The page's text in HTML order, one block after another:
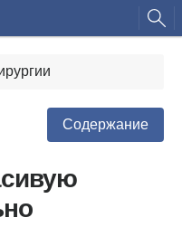
Содержание